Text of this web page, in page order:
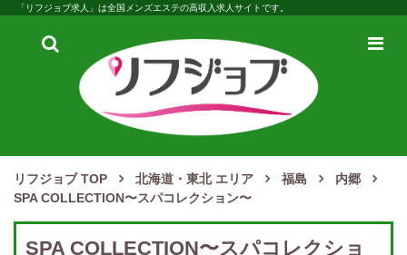
「リフジョブ求人」は全国メンズエステの高収入求人サイトです。
検
メ
リフジョブ TOP 北海道・東北 エリア 福島
内郷
SPA COLLECTION〜スパコレクション〜
SPA COLLECTION〜スパコレクショ